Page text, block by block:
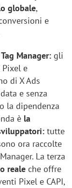
globale,
e
Manager: gli
e
di X Ads
e senza
la dipendenza
è la
tutte
ora raccolte
La terza
reale che offre
Pixel e CAPI,